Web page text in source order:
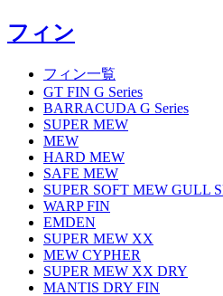
フィン
フィン一覧
GT FIN G Series
BARRACUDA G Series
SUPER MEW
MEW
HARD MEW
SAFE MEW
SUPER SOFT MEW GULL
WARP FIN
EMDEN
SUPER MEW XX
MEW CYPHER
SUPER MEW XX DRY
MANTIS DRY FIN